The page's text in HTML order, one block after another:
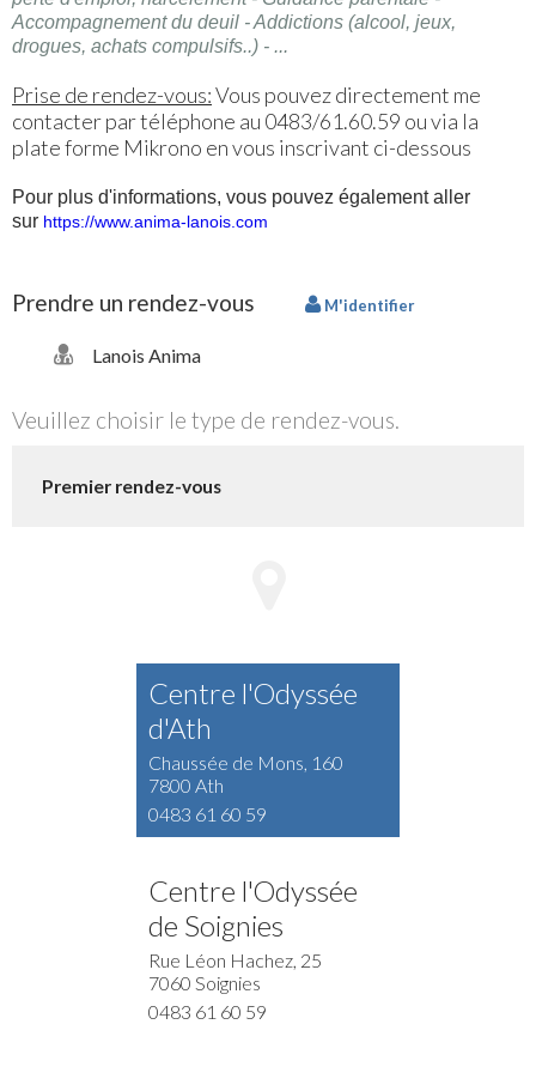
Accompagnement du deuil - Addictions (alcool, jeux,
drogues, achats compulsifs..) - ...
Prise de rendez-vous:Vous pouvez directement me
contacter par téléphone au 0483/61.60.59 ou via la
plate forme Mikrono en vous inscrivant ci-dessous
Pour plus d'informations, vous pouvez également aller
sur https://www.anima-lanois.com
Prendre un rendez-vous M'identifier
Lanois Anima
Veuillez choisir le type de rendez-vous.
Premier rendez-vous
Centre l'Odyssée
d'Ath
Chaussée de Mons, 160
7800 Ath
0483 61 60 59
Centre l'Odyssée
de Soignies
Rue Léon Hachez, 25
7060 Soignies
0483 61 60 59